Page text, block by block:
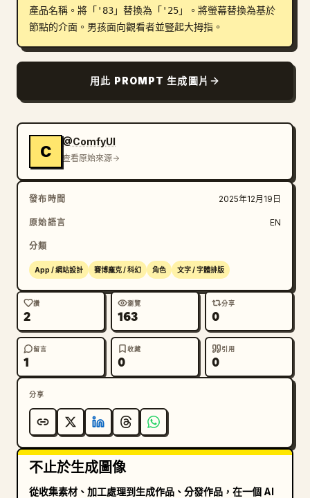
更新
產品名稱。將「'83」替換為「'25」。將螢幕替換為基於
節點的介面。男孩面向觀看者並豎起大拇指。
用此 PROMPT 生成圖片
C
@ComfyUI
查看原始來源
發布時間 2025年12月19日
原始語言 EN
分類
App / 網站設計 賽博龐克 / 科幻 角色 文字 / 字體排版
讚
2
瀏覽
163
分享
0
留言
1
收藏
0
引用
0
分享
不止於生成圖像
從收集素材、加工處理到生成作品、分發作品，在一個 AI